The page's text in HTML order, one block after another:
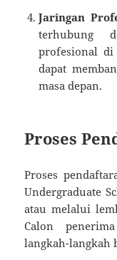
Jaringan
terhubung
profesional di
dapat
masa depan.
Proses
Proses
Undergraduate
atau melalui
Calon
langkah-langkah